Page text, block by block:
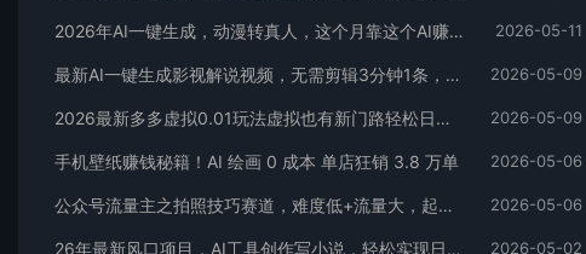
2026年AI一键生成，动漫转真人，这个月靠这个AI赚了2W+ 2026-05-11
最新AI一键生成影视解说视频，无需剪辑3分钟1条，条条爆款，多平台变现日入2000+ 2026-05-09
2026最新多多虚拟0.01玩法虚拟也有新门路轻松日入2500! 2026-05-09
手机壁纸赚钱秘籍！AI 绘画 0 成本 单店狂销 3.8 万单 2026-05-06
公众号流量主之拍照技巧赛道，难度低+流量大，起号第一篇就爆了10w阅读！ 2026-05-06
26年最新风口项目，AI工具创作写小说，轻松实现日入1000+ 2026-05-02